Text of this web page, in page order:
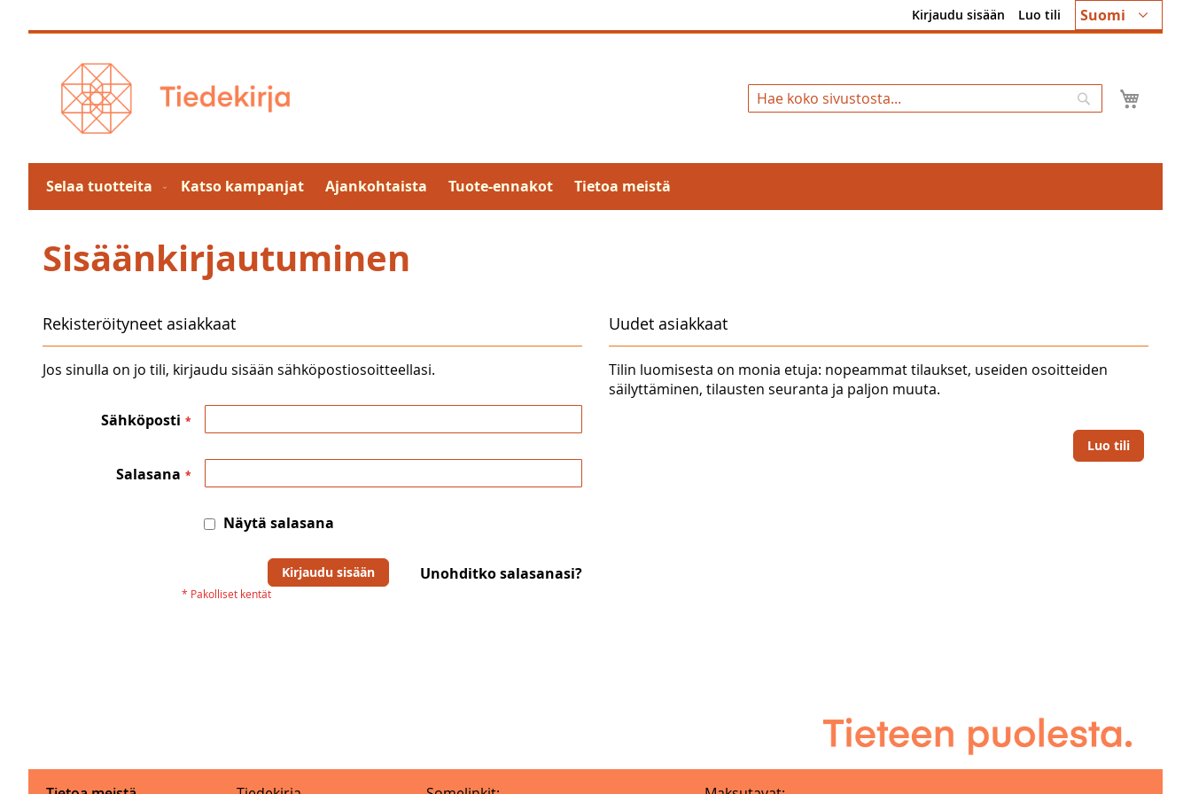
to
Kieli
Suomi
Kirjaudu sisään Luo tili
Hae
Selaa tuotteita Katso kampanjat Ajankohtaista Tuote-ennakot Tietoa meistä
Sisäänkirjautuminen
Rekisteröityneet asiakkaat
Jos sinulla on jo tili, kirjaudu sisään sähköpostiosoitteellasi.
Sähköposti
Salasana
Näytä salasana
Kirjaudu sisään Unohditko salasanasi?
Uudet asiakkaat
Tilin luomisesta on monia etuja: nopeammat tilaukset, useiden osoitteiden
säilyttäminen, tilausten seuranta ja paljon muuta.
Luo tili